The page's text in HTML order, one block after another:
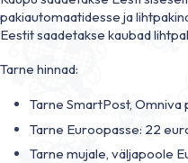
pakiautomaatidesse ja
Eestit saadetakse kaubad
Tarne hinnad:
Tarne SmartPost,
Tarne Euroopasse: 22
Tarne mujale, väljapoole